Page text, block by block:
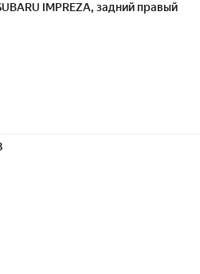
IMPREZA, задний правый